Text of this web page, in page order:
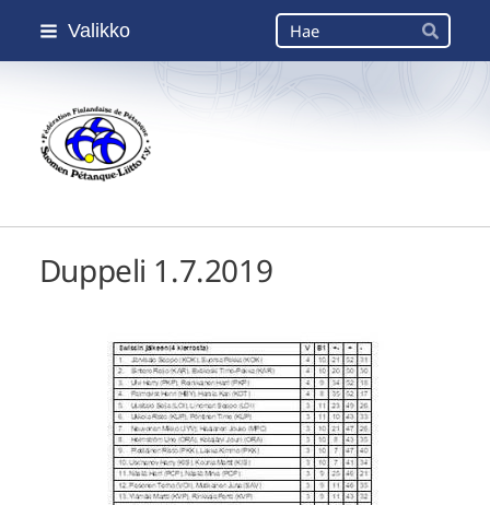
Siirry
Valikko Haku
Hae
Suomen Petanque-Liitto
Duppeli 1.7.2019